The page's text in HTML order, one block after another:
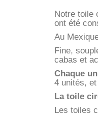
Notre toile
ont été
Au
Fine,
cabas et
Chaque
4 unités,
La toile
Les toiles